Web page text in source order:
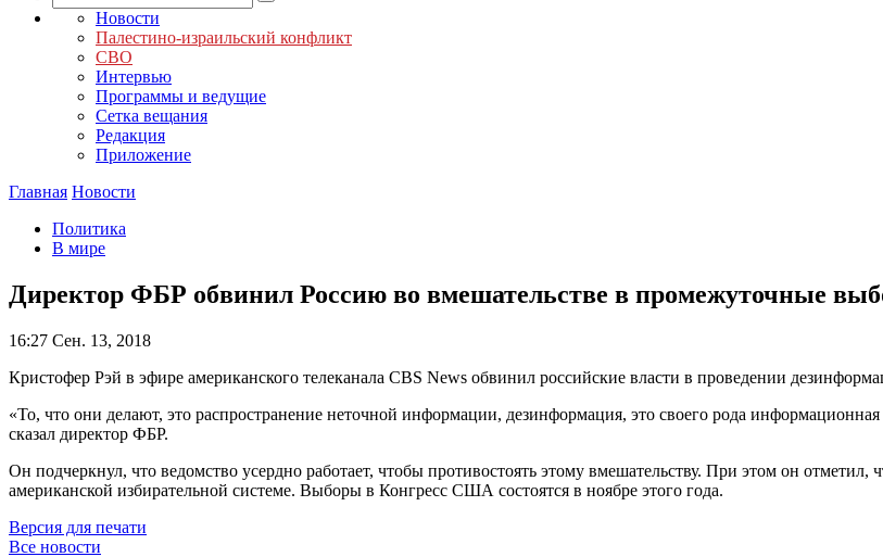
Новости
Палестино-израильский конфликт
СВО
Интервью
Программы и ведущие
Сетка вещания
Редакция
Приложение
Главная Новости
Политика
В мире
Директор ФБР обвинил Россию во вмешательстве в промежуточные
16:27 Сен. 13, 2018
Кристофер Рэй в эфире американского телеканала CBS News обвинил российские власти в проведении
«То, что они делают, это распространение неточной информации, дезинформация, это своего рода
сказал директор ФБР.
Он подчеркнул, что ведомство усердно работает, чтобы противостоять этому вмешательству. При этом он
американской избирательной системе. Выборы в Конгресс США состоятся в ноябре этого года.
Версия для печати
Все новости